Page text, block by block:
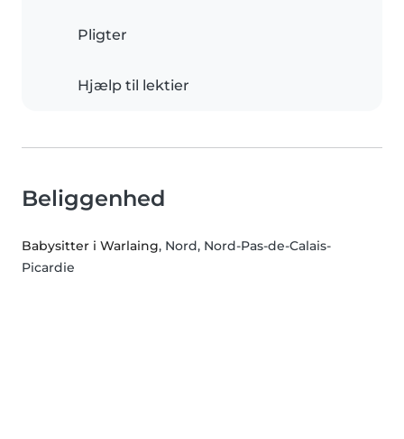
Pligter
Hjælp til lektier
Beliggenhed
Babysitter i Warlaing, Nord, Nord-Pas-de-Calais-
Picardie